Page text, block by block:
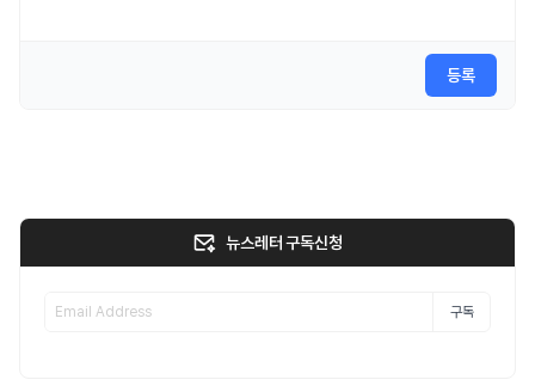
등록
뉴스레터 구독신청
구독